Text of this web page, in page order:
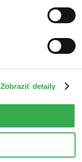
Zobraziť detaily